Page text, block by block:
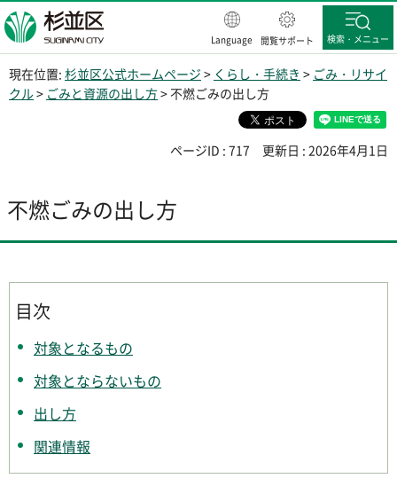
杉並区
Language 閲覧サポート 検索・メニュー
現在位置: 杉並区公式ホームページ > くらし・手続き > ごみ・リサイ
クル> ごみと資源の出し方> 不燃ごみの出し方
ページID : 717 更新日 : 2026年4月1日
不燃ごみの出し方
目次
対象となるもの
対象とならないもの
出し方
関連情報